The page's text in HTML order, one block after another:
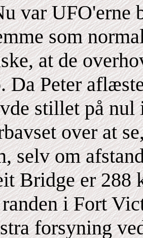
var UFO'erne
som
at de
Da Peter
stillet på
over at
selv om
Bridge er 288
i Fort
forsyning